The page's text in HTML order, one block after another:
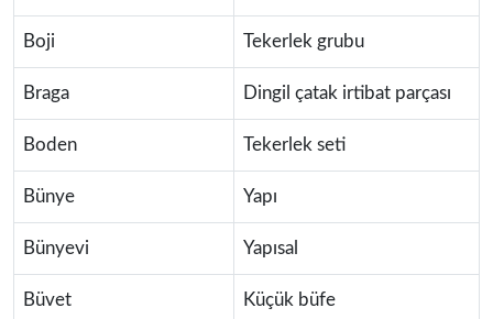
Boji Tekerlek grubu
Braga Dingil çatak irtibat parçası
Boden Tekerlek seti
Bünye Yapı
Bünyevi Yapısal
Büvet Küçük büfe